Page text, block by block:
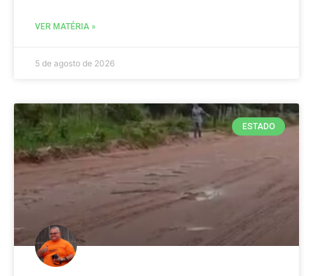
VER MATÉRIA »
5 de agosto de 2026
ESTADO